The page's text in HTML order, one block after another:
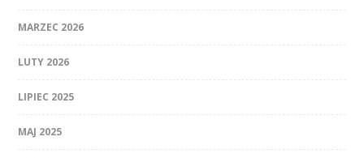
MARZEC 2026
LUTY 2026
LIPIEC 2025
MAJ 2025